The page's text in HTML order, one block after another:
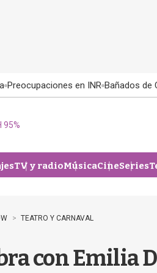
Preocupaciones en INR Bañados de
95%
TV y radioMúsicaCineSeries
TEATRO Y CARNAVAL
con Emilia